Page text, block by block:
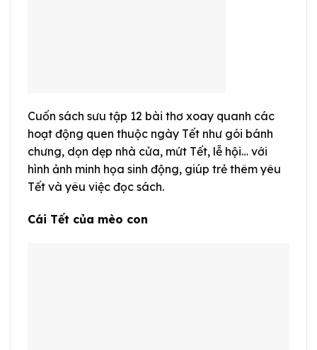
Cuốn sách sưu tập 12 bài thơ xoay quanh các
hoạt động quen thuộc ngày Tết như gói bánh
chưng, dọn dẹp nhà cửa, mứt Tết, lễ hội… với
hình ảnh minh họa sinh động, giúp trẻ thêm yêu
Tết và yêu việc đọc sách.
Cái Tết của mèo con